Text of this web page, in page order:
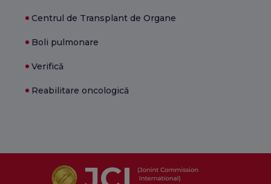
Centrul de Transplant de Organe
Boli pulmonare
Verifică
Reabilitare oncologică